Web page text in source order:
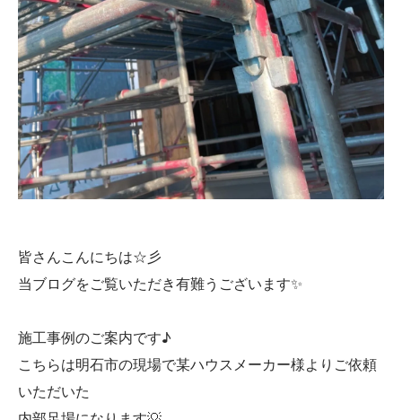
皆さんこんにちは☆彡
当ブログをご覧いただき有難うございます✨
施工事例のご案内です♪
こちらは明石市の現場で某ハウスメーカー様よりご依頼
いただいた